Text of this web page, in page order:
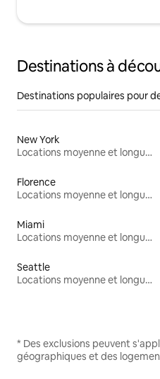
Destinations à
Destinations populaires pour
New York
Locations moyenne et longue durée
Florence
Locations moyenne et longue durée
Miami
Locations moyenne et longue durée
Seattle
Locations moyenne et longue durée
* Des exclusions peuvent
géographiques et des